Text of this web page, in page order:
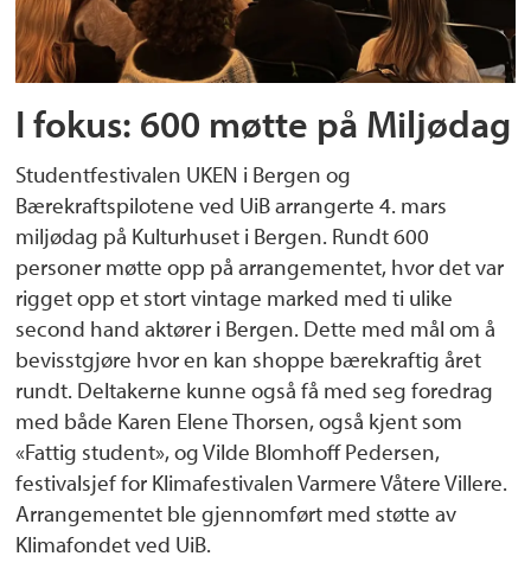
I fokus: 600 møtte på Miljødag
Studentfestivalen UKEN i Bergen og
Bærekraftspilotene ved UiB arrangerte 4. mars
miljødag på Kulturhuset i Bergen. Rundt 600
personer møtte opp på arrangementet, hvor det var
rigget opp et stort vintage marked med ti ulike
second hand aktører i Bergen. Dette med mål om å
bevisstgjøre hvor en kan shoppe bærekraftig året
rundt. Deltakerne kunne også få med seg foredrag
med både Karen Elene Thorsen, også kjent som
«Fattig student», og Vilde Blomhoff Pedersen,
festivalsjef for Klimafestivalen Varmere Våtere Villere.
Arrangementet ble gjennomført med støtte av
Klimafondet ved UiB.